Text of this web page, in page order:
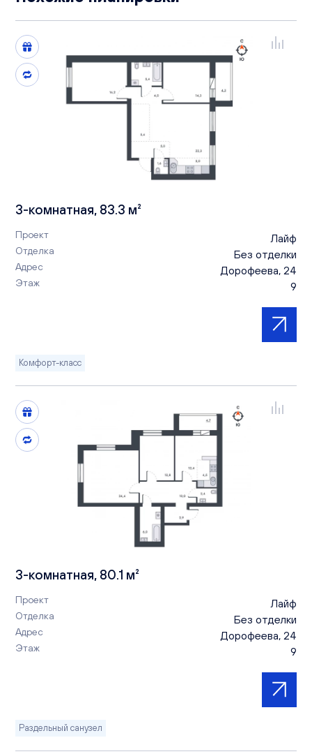
3-комнатная, 83.3 м²
Проект Лайф
Отделка Без отделки
Адрес Дорофеева, 24
Этаж 9
Комфорт-класс
3-комнатная, 80.1 м²
Проект Лайф
Отделка Без отделки
Адрес Дорофеева, 24
Этаж 9
Раздельный санузел